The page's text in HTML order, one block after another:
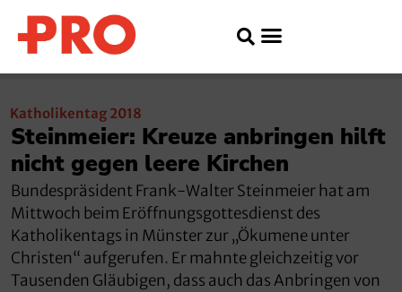
Katholikentag 2018
Steinmeier: Kreuze anbringen hilft
nicht gegen leere Kirchen
Bundespräsident Frank-Walter Steinmeier hat am
Mittwoch beim Eröffnungsgottesdienst des
Katholikentags in Münster zur „Ökumene unter
Christen“ aufgerufen. Er mahnte gleichzeitig vor
Tausenden Gläubigen, dass auch das Anbringen von